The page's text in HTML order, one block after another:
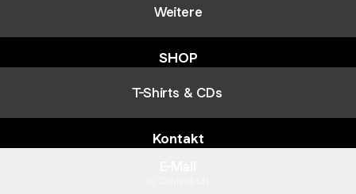
Weitere
SHOP
T-Shirts & CDs
Kontakt